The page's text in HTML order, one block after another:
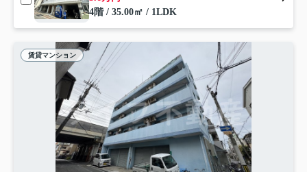
4階 / 35.00㎡ / 1LDK
賃貸マンション